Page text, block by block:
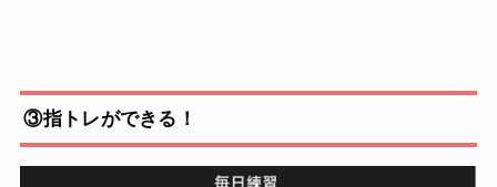
③指トレができる！